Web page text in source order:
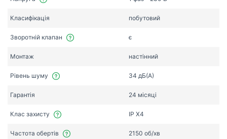
Класифікація побутовий
Зворотній клапан є
Монтаж настінний
Рівень шуму 34 дБ(А)
Гарантія 24 місяці
Клас захисту IP X4
Частота обертів 2150 об/хв